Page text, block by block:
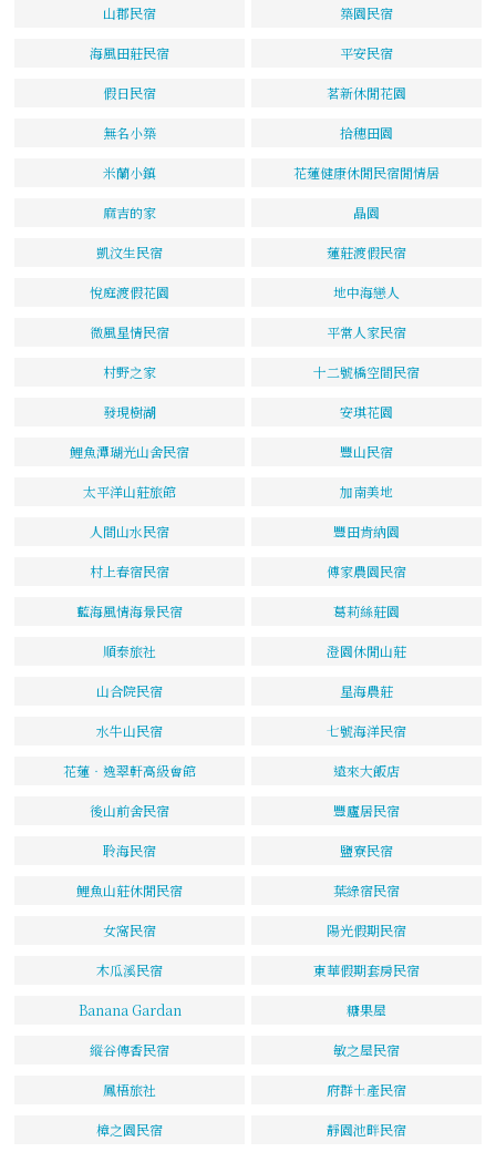
山郡民宿 築園民宿
海風田莊民宿 平安民宿
假日民宿 茗新休閒花園
無名小築 拾穗田園
米蘭小鎮 花蓮健康休閒民宿閒情居
麻吉的家 晶園
凱汶生民宿 蓮莊渡假民宿
悅庭渡假花園 地中海戀人
微風星情民宿 平常人家民宿
村野之家 十二號橋空間民宿
發現樹湖 安琪花園
鯉魚潭瑚光山舍民宿 豐山民宿
太平洋山莊旅館 加南美地
人間山水民宿 豐田肯納園
村上春宿民宿 傅家農園民宿
藍海風情海景民宿 葛莉絲莊園
順泰旅社 澄園休閒山莊
山合院民宿 星海農莊
水牛山民宿 七號海洋民宿
花蓮‧逸翠軒高級會館 遠來大飯店
後山前舍民宿 豐廬居民宿
聆海民宿 鹽寮民宿
鯉魚山莊休閒民宿 葉綠宿民宿
女窩民宿 陽光假期民宿
木瓜溪民宿 東華假期套房民宿
Banana Gardan 糖果屋
縱谷傳香民宿 敏之屋民宿
鳳梧旅社 府群土產民宿
樟之園民宿 靜園池畔民宿